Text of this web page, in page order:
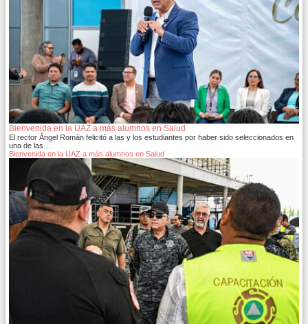
Bienvenida en la UAZ a más alumnos en Salud
El rector Ángel Román felicitó a las y los estudiantes por haber sido seleccionados en
una de las…
Bienvenida en la UAZ a más alumnos en Salud